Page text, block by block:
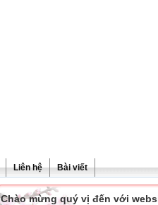
Liên hệ Bài viết
Chào mừng quý vị đến với